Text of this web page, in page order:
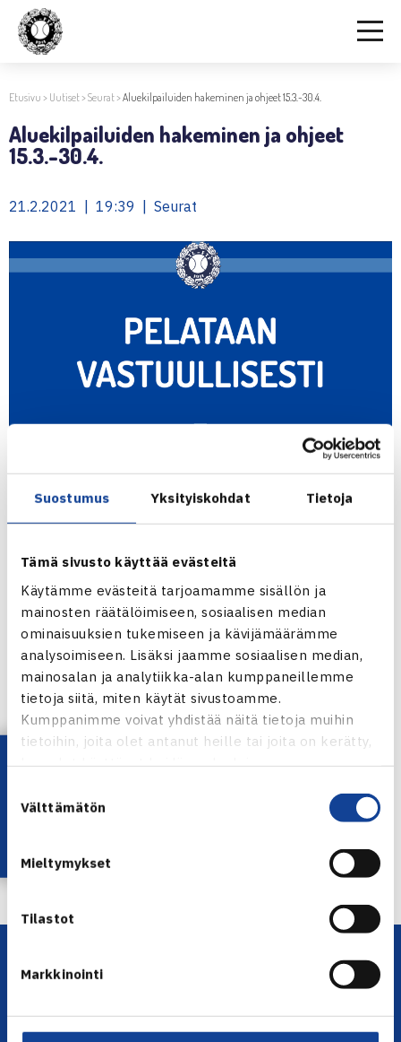
Suostumus Yksityiskohdat Tietoja
Tämä sivusto käyttää evästeitä
Käytämme evästeitä tarjoamamme sisällön ja
mainosten räätälöimiseen, sosiaalisen median
ominaisuuksien tukemiseen ja kävijämäärämme
analysoimiseen. Lisäksi jaamme sosiaalisen median,
mainosalan ja analytiikka-alan kumppaneillemme
tietoja siitä, miten käytät sivustoamme.
Kumppanimme voivat yhdistää näitä tietoja muihin
tietoihin, joita olet antanut heille tai joita on kerätty,
kun olet käyttänyt heidän palvelujaan.
valinta
Välttämätön
Mieltymykset
Tilastot
Markkinointi
Etusivu > Uutiset>Seurat>Aluekilpailuiden hakeminen ja ohjeet 15.3.-30.4.
Aluekilpailuiden hakeminen ja ohjeet
15.3.-30.4.
21.2.2021 | 19:39 | Seurat
Tennisliiton jäsenseuroilla, jotka sijaitsevat
kahdeksan pelaajan puolen päivän juniorikilpailuja
15.3.-30.4. Toimintaa voi järjestää Olympiakomitean
ohjeistuksen mukaisesti, huolehtien sairaanhoitopiirien
ohjeistuksista.
LUE OHJEISTUKSET & HAKUOHJEET
TENNISLIITON SUOSITUKSET PELAAMISEEN
Jaa:
← Edellinen
Seuraava uutinen: Lataa OmaTennis –… →
Lataa OmaTennis!